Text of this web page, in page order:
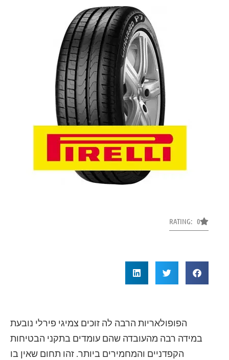
RATING: 0
הפופולאריות הרבה לה זוכים צמיגי פירלי נובעת
במידה רבה מהעובדה שהם עומדים בתקני הבטיחות
הקפדניים והמחמירים ביותר. זהו תחום שאין בו